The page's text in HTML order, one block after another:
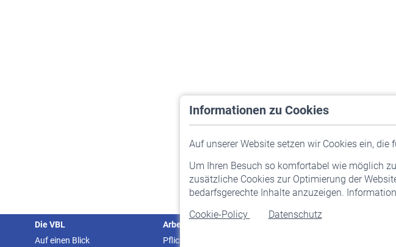
Informationen zu Cookies
Auf unserer Website setzen wir Cookies ein, die
Um Ihren Besuch so komfortabel wie möglich
zusätzliche Cookies zur Optimierung der
bedarfsgerechte Inhalte anzuzeigen.
Cookie-Policy
Datenschutz
Die VBL
Auf einen Blick
Arbeitgeber
Pflichtversicherung